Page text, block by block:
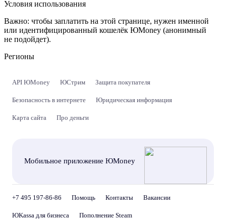
Условия использования
Важно: чтобы заплатить на этой странице, нужен именной
или идентифицированный кошелёк ЮMoney (анонимный
не подойдет).
Регионы
API ЮMoney ЮСтрим Защита покупателя
Безопасность в интернете Юридическая информация
Карта сайта Про деньги
Мобильное приложение ЮMoney
+7 495 197-86-86 Помощь Контакты Вакансии
ЮKassa для бизнеса Пополнение Steam